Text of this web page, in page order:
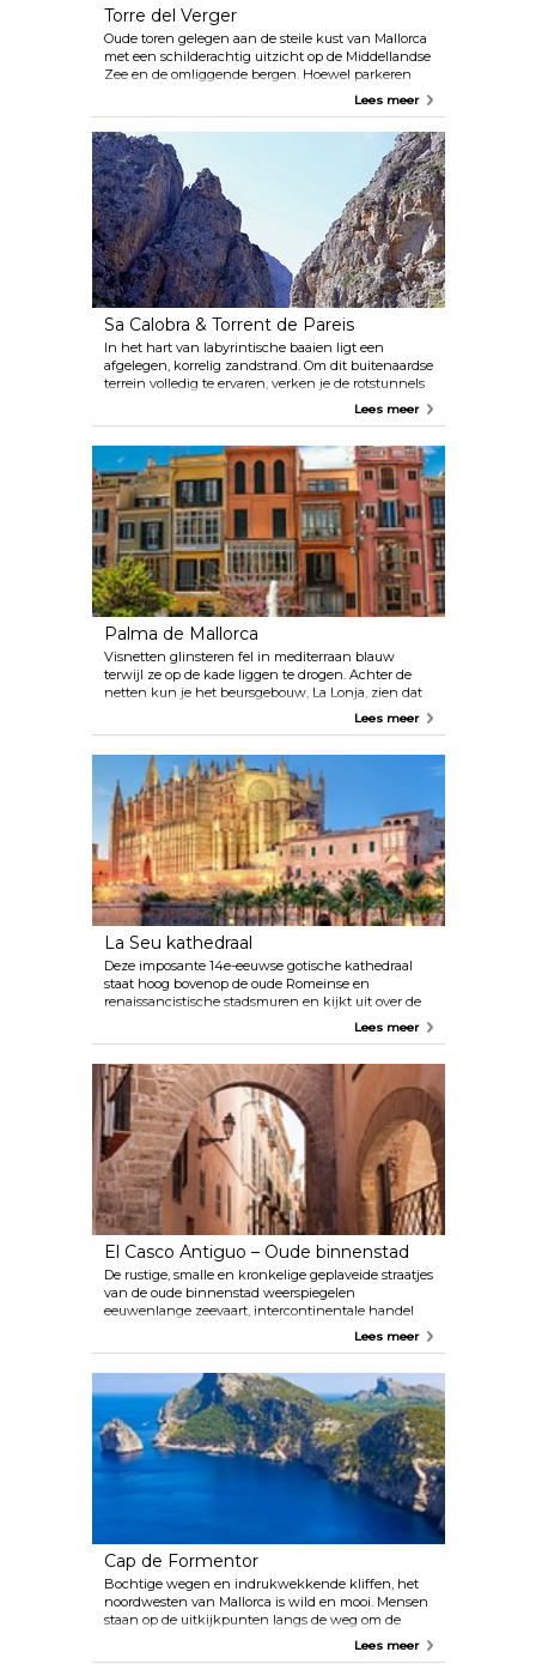
Torre del Verger
Oude toren gelegen aan de steile kust van Mallorca
met een schilderachtig uitzicht op de Middellandse
Zee en de omliggende bergen. Hoewel parkeren
een beperking kan zijn, is dit een geweldige plek
maken.
Lees meer
Sa Calobra & Torrent de Pareis
In het hart van labyrintische baaien ligt een
afgelegen, korrelig zandstrand. Om dit buitenaardse
terrein volledig te ervaren, verken je de rotstunnels
en neem je een duik in het turquoise water.Lees meer
Palma de Mallorca
Visnetten glinsteren fel in mediterraan blauw
terwijl ze op de kade liggen te drogen. Achter de
netten kun je het beursgebouw, La Lonja, zien dat
dateert uit 1388. Op deze plek, waar de lokale
het Middellandse Zeegebied bedreven. De
hoofdstad van het eiland is een bruisende stad. Het
verrast en maakt altijd indruk op iedereen die het
bezoekt.
Lees meer
La Seu kathedraal
Deze imposante 14e-eeuwse gotische kathedraal
staat hoog bovenop de oude Romeinse en
renaissancistische stadsmuren en kijkt uit over de
haven en de oude binnenstad van Palma. Het werd
gedurende honderden jaren gebouwd op de ruïnes
Catalaanse architect Antoni Gaudí was betrokken
bij het restauratieproject in het begin van de 20e
eeuw, hoewel hij het project verliet vanwege een
geschil met de aannemer. Dit prachtige
architecturale wonder biedt adembenemende
uitzichten in alle richtingen en is het perfecte
startpunt voor een wandeltocht door de stad.
Lees meer
El Casco Antiguo – Oude binnenstad
De rustige, smalle en kronkelige geplaveide straatjes
van de oude binnenstad weerspiegelen
eeuwenlange zeevaart, intercontinentale handel
en interculturele ontmoetingen. Dwaal door deze
prachtige binnenplaatsen en nog veel meer
historische schatten. Hier vind je ook de meeste
toeristische attracties die je niet mag missen, zoals
de prachtige kathedraal La Seu, het Koninklijk
Paleis van Almudaina en het Es Baluard museum
voor hedendaagse kunst.
Lees meer
Cap de Formentor
Bochtige wegen en indrukwekkende kliffen, het
noordwesten van Mallorca is wild en mooi. Mensen
staan op de uitkijkpunten langs de weg om de
prachtige kaap te fotograferen die door de lokale
Lees meer